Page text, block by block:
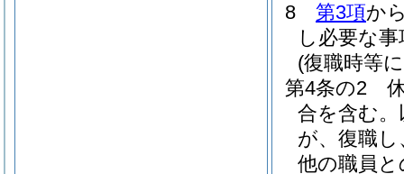
8
第3項か
し必要な
(復職時等
第4条の2
合を含む
が、復職
他の職員